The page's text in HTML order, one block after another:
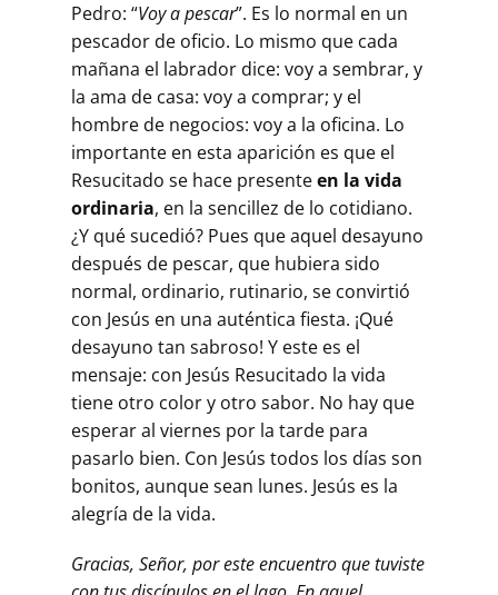
Pedro: “Voy a pescar”. Es lo normal en un
pescador de oficio. Lo mismo que cada
mañana el labrador dice: voy a sembrar, y
la ama de casa: voy a comprar; y el
hombre de negocios: voy a la oficina. Lo
importante en esta aparición es que el
Resucitado se hace presenteen la vida
ordinaria, en la sencillez de lo cotidiano.
¿Y qué sucedió? Pues que aquel desayuno
después de pescar, que hubiera sido
normal, ordinario, rutinario, se convirtió
con Jesús en una auténtica fiesta. ¡Qué
desayuno tan sabroso! Y este es el
mensaje: con Jesús Resucitado la vida
tiene otro color y otro sabor. No hay que
esperar al viernes por la tarde para
pasarlo bien. Con Jesús todos los días son
bonitos, aunque sean lunes. Jesús es la
alegría de la vida.
Gracias, Señor, por este encuentro que tuviste